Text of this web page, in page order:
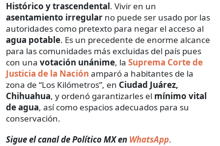
Histórico y trascendental. Vivir en un
asentamiento irregular no puede ser usado por las
autoridades como pretexto para negar el acceso al
agua potable. Es un precedente de enorme alcance
para las comunidades más excluidas del país pues
con una votación unánime, la Suprema Corte de
Justicia de la Nación amparó a habitantes de la
zona de “Los Kilómetros”, en Ciudad Juárez,
Chihuahua, y ordenó garantizarles el mínimo vital
de agua, así como espacios adecuados para su
conservación.
Sigue el canal de Político MX en WhatsApp.